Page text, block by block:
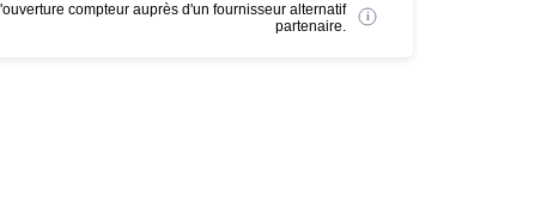
compteur auprès d'un fournisseur alternatif
partenaire.